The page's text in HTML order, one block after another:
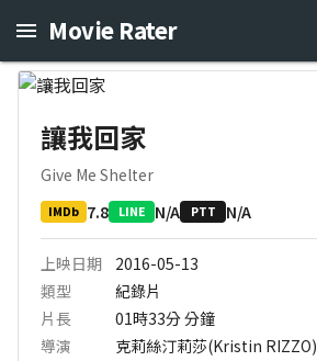
Movie Rater
讓我回家
Give Me Shelter
IMDb 7.8 LINE N/A PTT N/A
上映日期
2016-05-13
類型
紀錄片
片長
01時33分分鐘
導演
克莉絲汀莉莎(Kristin RIZZO)